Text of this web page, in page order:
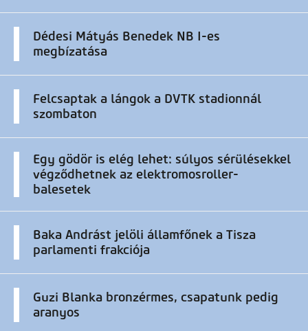
Dédesi Mátyás Benedek NB I-es
megbízatása
Felcsaptak a lángok a DVTK stadionnál
szombaton
Egy gödör is elég lehet: súlyos sérülésekkel
végződhetnek az elektromosroller-
balesetek
Baka Andrást jelöli államfőnek a Tisza
parlamenti frakciója
Guzi Blanka bronzérmes, csapatunk pedig
aranyos